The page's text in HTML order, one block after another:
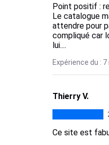
Point positif :
Le catalogue
attendre pour
compliqué car
lui....
Expérience du :
Thierry V.
Ce site est